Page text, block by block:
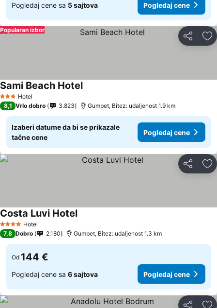
Pogledaj cene sa 5 sajtova Pogledaj cene
Deli
Popularan izbor
3 Zvezdice
Hotel
Sami Beach Hotel
8,1 Vrlo dobro 3.823 Gumbet, Bitez: udaljenost 1.9 km
Izaberi datume da bi se prikazale
tačne cene
Pogledaj cene
Deli
4 ZvezdiceHotel
Costa Luvi Hotel
7,8 Dobro 2.180 Gumbet, Bitez: udaljenost 1.3 km
Od 144 €
Pogledaj cene sa 6 sajtova Pogledaj cene